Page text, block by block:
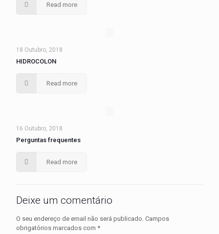
Read more
18 Outubro, 2018
HIDROCOLON
Read more
16 Outubro, 2018
Perguntas frequentes
Read more
Deixe um comentário
O seu endereço de email não será publicado. Campos
obrigatórios marcados com *